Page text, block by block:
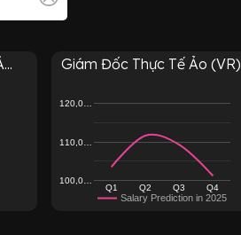
Giám Đốc Thực Tế Ảo (VR)
Salary Prediction in 2025
Q1 Q2 Q3 Q4
100,0…
110,0…
120,0…